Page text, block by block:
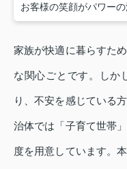
お客様の笑顔がパワーの
家族が快適に暮らすた
な関心ごとです。しか
り、不安を感じている
治体では「子育て世帯
度を用意しています。